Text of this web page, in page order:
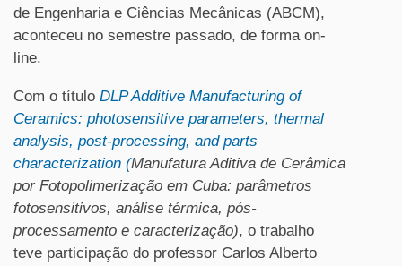
de Engenharia e Ciências Mecânicas (ABCM),
aconteceu no semestre passado, de forma on-
line.
Com o título DLP Additive Manufacturing of
Ceramics: photosensitive parameters, thermal
analysis, post-processing, and parts
characterization (Manufatura Aditiva de Cerâmica
por Fotopolimerização em Cuba: parâmetros
fotosensitivos, análise térmica, pós-
processamento e caracterização), o trabalho
teve participação do professor Carlos Alberto